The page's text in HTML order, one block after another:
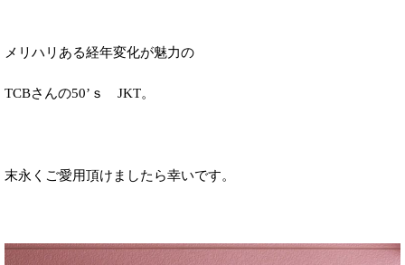
メリハリある経年変化が魅力の
TCBさんの50’ｓ JKT。
末永くご愛用頂けましたら幸いです。